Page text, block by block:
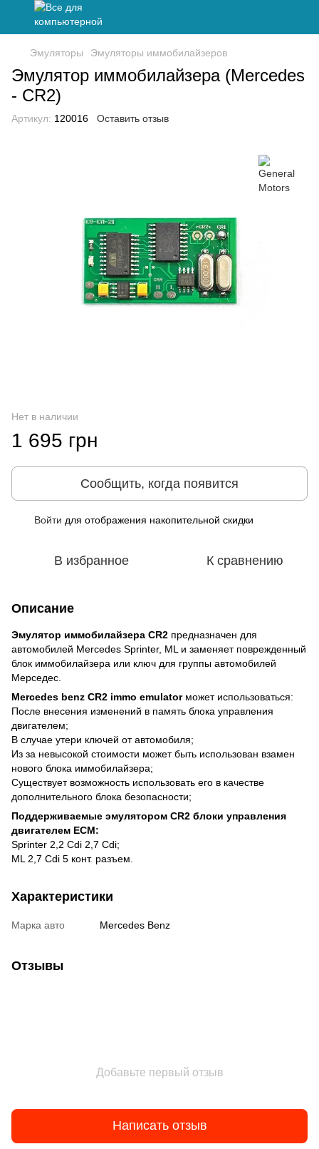
Эмуляторы Эмуляторы иммобилайзеров
Эмулятор иммобилайзера (Mercedes
- CR2)
Артикул: 120016 Оставить отзыв
Нет в наличии
1 695 грн
Сообщить, когда появится
Войти для отображения накопительной скидки
В избранное К сравнению
Описание
Эмулятор иммобилайзера CR2 предназначен для
автомобилей Mercedes Sprinter, ML и заменяет поврежденный
блок иммобилайзера или ключ для группы автомобилей
Мерседес.
Mercedes benz CR2 immo emulatorможет использоваться:
После внесения изменений в память блока управления
двигателем;
В случае утери ключей от автомобиля;
Из за невысокой стоимости может быть использован взамен
нового блока иммобилайзера;
Существует возможность использовать его в качестве
дополнительного блока безопасности;
Поддерживаемые эмулятором CR2 блоки управления
двигателем ECM:
Sprinter 2,2 Cdi 2,7 Cdi;
ML 2,7 Cdi 5 конт. разъем.
Характеристики
Марка авто Mercedes Benz
Отзывы
Добавьте первый отзыв
Написать отзыв